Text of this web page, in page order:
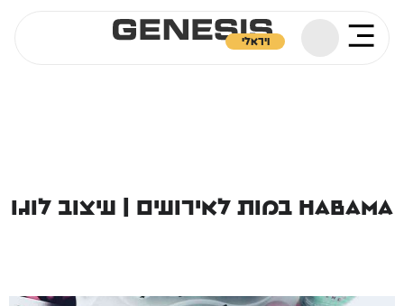
ויראלי
Habama במות לאירועים | עיצוב לוגו